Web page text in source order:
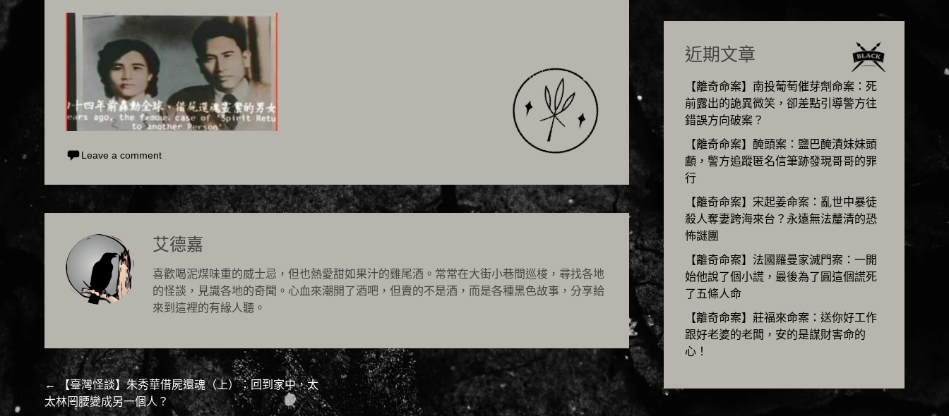
Leave a comment
艾德嘉
喜歡喝泥煤味重的威士忌，但也熱愛甜如果汁的雞尾酒。常常在大街小巷間巡梭，尋找各地
的怪談，見識各地的奇聞。心血來潮開了酒吧，但賣的不是酒，而是各種黑色故事，分享給
來到這裡的有緣人聽。
Post
navigation
←【臺灣怪談】朱秀華借屍還魂（上）：回到家中，太
太林罔腰變成另一個人？
近期文章
【離奇命案】南投葡萄催芽劑命案：死
前露出的詭異微笑，卻差點引導警方往
錯誤方向破案？
【離奇命案】醃頭案：鹽巴醃漬妹妹頭
顱，警方追蹤匿名信筆跡發現哥哥的罪
行
【離奇命案】宋起姜命案：亂世中暴徒
殺人奪妻跨海來台？永遠無法釐清的恐
怖謎團
【離奇命案】法國羅曼家滅門案：一開
始他說了個小謊，最後為了圓這個謊死
了五條人命
【離奇命案】莊福來命案：送你好工作
跟好老婆的老闆，安的是謀財害命的
心！